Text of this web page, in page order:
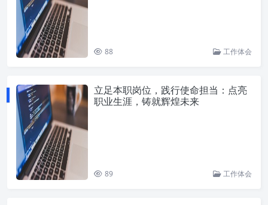
88 工作体会
立足本职岗位，践行使命担当：点亮
职业生涯，铸就辉煌未来
89 工作体会